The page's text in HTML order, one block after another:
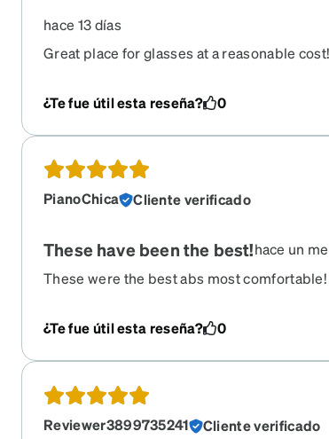
hace 13 días
Great place for glasses at a reasonable cost!
¿Te fue útil esta reseña? 0
PianoChica Cliente verificado
These have been the best!hace un
These were the best abs most
¿Te fue útil esta reseña? 0
Reviewer3899735241 Cliente verificado